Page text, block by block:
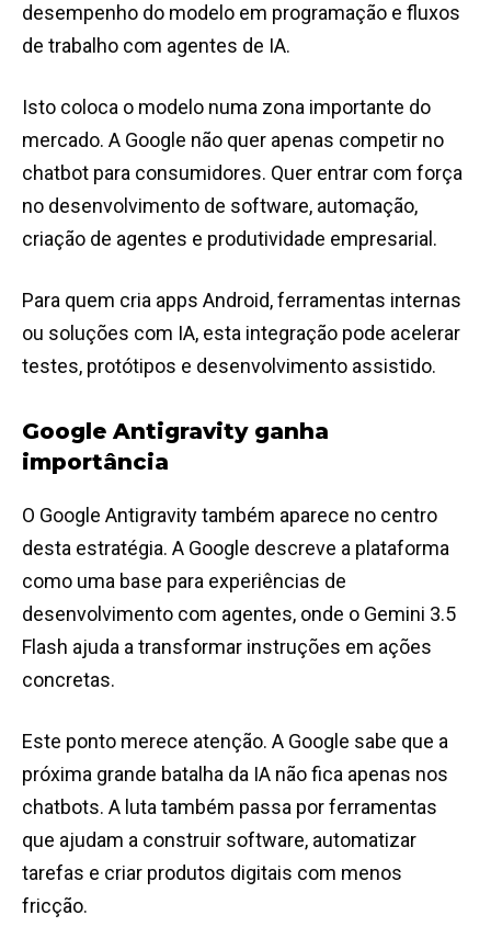
desempenho do modelo em programação e fluxos
de trabalho com agentes de IA.
Isto coloca o modelo numa zona importante do
mercado. A Google não quer apenas competir no
chatbot para consumidores. Quer entrar com força
no desenvolvimento de software, automação,
criação de agentes e produtividade empresarial.
Para quem cria apps Android, ferramentas internas
ou soluções com IA, esta integração pode acelerar
testes, protótipos e desenvolvimento assistido.
Google Antigravity ganha
importância
O Google Antigravity também aparece no centro
desta estratégia. A Google descreve a plataforma
como uma base para experiências de
desenvolvimento com agentes, onde o Gemini 3.5
Flash ajuda a transformar instruções em ações
concretas.
Este ponto merece atenção. A Google sabe que a
próxima grande batalha da IA não fica apenas nos
chatbots. A luta também passa por ferramentas
que ajudam a construir software, automatizar
tarefas e criar produtos digitais com menos
fricção.